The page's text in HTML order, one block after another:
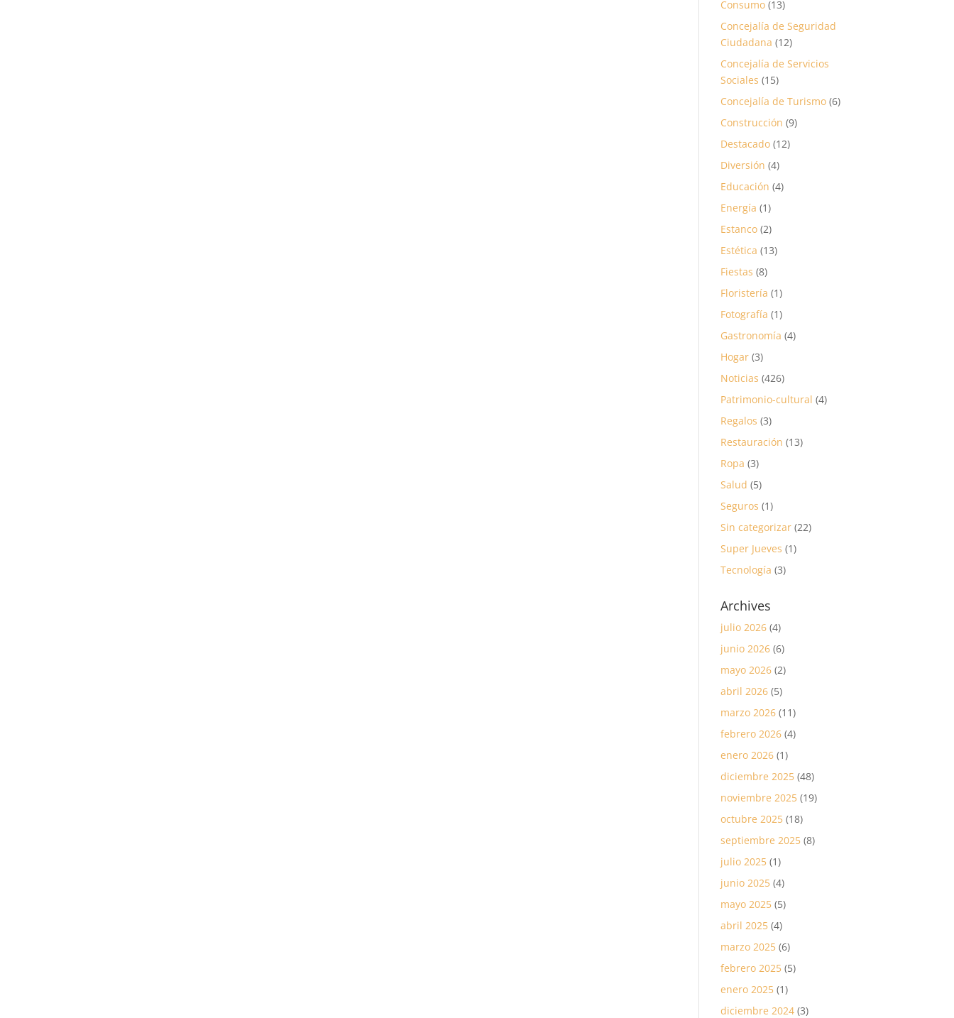
Consumo (13)
Concejalía de Seguridad
Ciudadana (12)
Concejalía de Servicios
Sociales (15)
Concejalía de Turismo (6)
Construcción (9)
Destacado (12)
Diversión (4)
Educación (4)
Energía (1)
Estanco (2)
Estética (13)
Fiestas (8)
Floristería (1)
Fotografía (1)
Gastronomía (4)
Hogar (3)
Noticias (426)
Patrimonio-cultural (4)
Regalos (3)
Restauración (13)
Ropa (3)
Salud (5)
Seguros (1)
Sin categorizar (22)
Super Jueves (1)
Tecnología (3)
Archives
julio 2026 (4)
junio 2026 (6)
mayo 2026 (2)
abril 2026 (5)
marzo 2026 (11)
febrero 2026 (4)
enero 2026 (1)
diciembre 2025 (48)
noviembre 2025 (19)
octubre 2025 (18)
septiembre 2025 (8)
julio 2025 (1)
junio 2025 (4)
mayo 2025 (5)
abril 2025 (4)
marzo 2025 (6)
febrero 2025 (5)
enero 2025 (1)
diciembre 2024 (3)